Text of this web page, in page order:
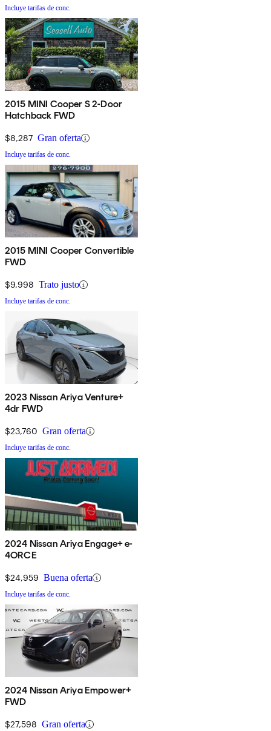
Incluye tarifas de conc.
2015 MINI Cooper S 2-Door
Hatchback FWD
$8,287 Gran oferta
Incluye tarifas de conc.
2015 MINI Cooper Convertible
FWD
$9,998 Trato justo
Incluye tarifas de conc.
2023 Nissan Ariya Venture+
4dr FWD
$23,760 Gran oferta
Incluye tarifas de conc.
2024 Nissan Ariya Engage+ e-
4ORCE
$24,959 Buena oferta
Incluye tarifas de conc.
2024 Nissan Ariya Empower+
FWD
$27,598 Gran oferta